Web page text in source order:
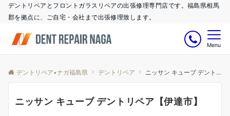
デントリペアとフロントガラスリペアの出張修理専門店です。福島県相馬
郡を拠点に、ご自宅・会社まで出張修理致します。
Menu
デントリペア•ナガ福島県 デントリペア ニッサン キューブ デントリペア【伊達市】
ニッサン キューブ デントリペア【伊達市】